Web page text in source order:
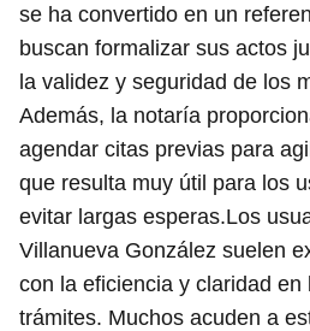
se ha convertido en un
buscan formalizar sus actos
la validez y seguridad de los
Además, la notaría
agendar citas previas para
que resulta muy útil para los
evitar largas esperas.Los
Villanueva González suelen
con la eficiencia y claridad en
trámites. Muchos acuden a